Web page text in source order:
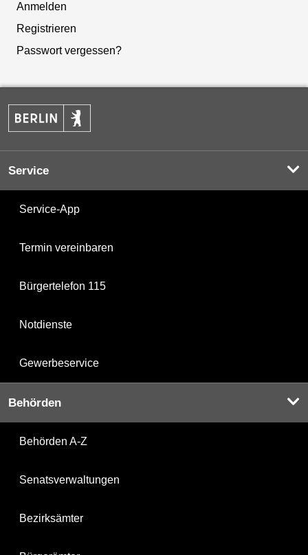
Anmelden
Registrieren
Passwort vergessen?
Service
Service-App
Termin vereinbaren
Bürgertelefon 115
Notdienste
Gewerbeservice
Behörden
Behörden A-Z
Senatsverwaltungen
Bezirksämter